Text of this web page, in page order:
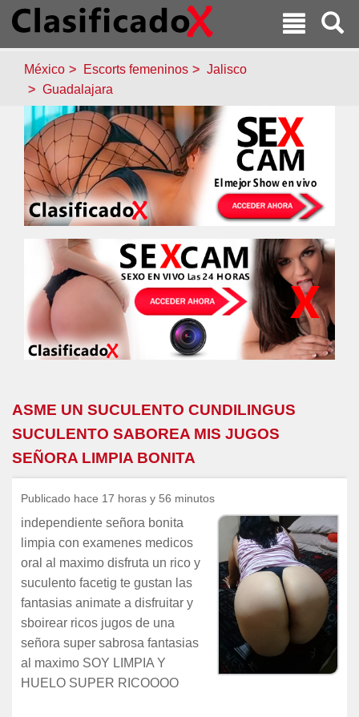
México Escorts femeninos
Jalisco
Guadalajara
ASME UN SUCULENTO CUNDILINGUS
SUCULENTO SABOREA MIS JUGOS
SEÑORA LIMPIA BONITA
Publicado hace 17 horas y 56 minutos
independiente señora bonita
limpia con examenes medicos
oral al maximo disfruta un rico y
suculento facetig te gustan las
fantasias animate a disfruitar y
sboirear ricos jugos de una
señora super sabrosa fantasias
al maximo SOY LIMPIA Y
HUELO SUPER RICOOOO